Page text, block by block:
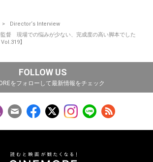
Director‘s Interview
監督 現場での悩みが少ない、完成度の高い脚本でした
】
FOLLOW US
をフォローして最新情報をチェック